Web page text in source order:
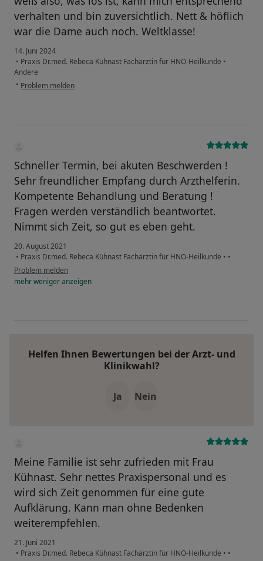
verhalten und bin zuversichtlich. Nett & höflich
war die Dame auch noch. Weltklasse!
14. Juni 2024
• Praxis Dr.med. Rebeca Kühnast Fachärztin für HNO-Heilkunde •
Andere
• Problem melden
Schneller Termin, bei akuten Beschwerden !
Sehr freundlicher Empfang durch Arzthelferin.
Kompetente Behandlung und Beratung !
Fragen werden verständlich beantwortet.
Nimmt sich Zeit, so gut es eben geht.
20. August 2021
• Praxis Dr.med. Rebeca Kühnast Fachärztin für HNO-Heilkunde • •
Problem melden
mehrwenigeranzeigen
Helfen Ihnen Bewertungen bei der Arzt- und
Klinikwahl?
Ja Nein
Meine Familie ist sehr zufrieden mit Frau
Kühnast. Sehr nettes Praxispersonal und es
wird sich Zeit genommen für eine gute
Aufklärung. Kann man ohne Bedenken
weiterempfehlen.
21. Juni 2021
• Praxis Dr.med. Rebeca Kühnast Fachärztin für HNO-Heilkunde • •